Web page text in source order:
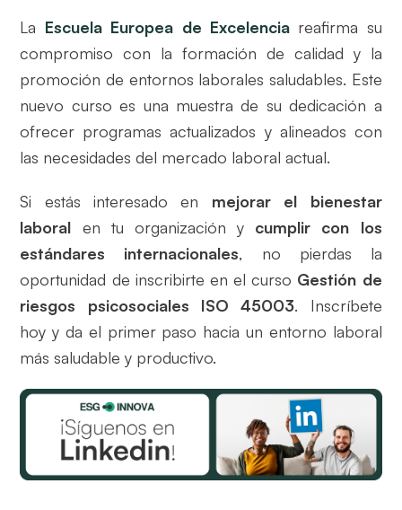
La Escuela Europea de Excelenciareafirma su
compromiso con la formación de calidad y la
promoción de entornos laborales saludables. Este
nuevo curso es una muestra de su dedicación a
ofrecer programas actualizados y alineados con
las necesidades del mercado laboral actual.
Si estás interesado en mejorar el bienestar
laboral en tu organización y cumplir con los
estándares internacionales, no pierdas la
oportunidad de inscribirte en el curso Gestión de
riesgos psicosociales ISO 45003. Inscríbete
hoy y da el primer paso hacia un entorno laboral
más saludable y productivo.